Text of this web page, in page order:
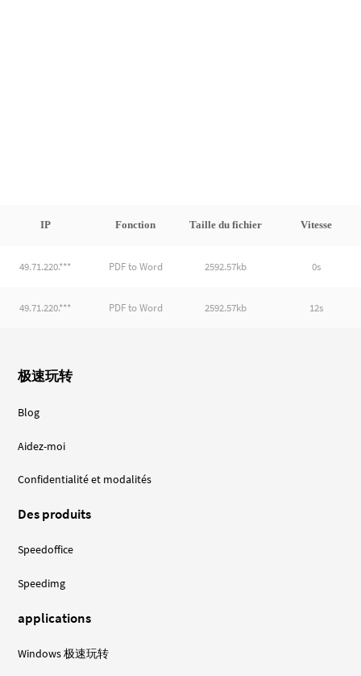
IP Fonction Taille du fichier Vitesse
49.71.220.*** PDF to Word 2592.57kb 0s
49.71.220.*** PDF to Word 2592.57kb 12s
极速玩转
Blog
Aidez-moi
Confidentialité et modalités
Des produits
Speedoffice
Speedimg
applications
Windows 极速玩转